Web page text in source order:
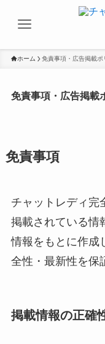
ホーム 免責事項・広告掲載ポ
免責事項・広告掲載
免責事項
チャットレディ完
掲載されている情
情報をもとに作成
全性・最新性を保
掲載情報の正確